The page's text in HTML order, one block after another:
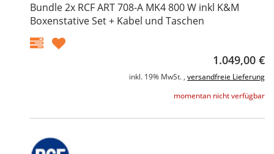
Bundle 2x RCF ART 708-A MK4 800 W inkl K&M
Boxenstative Set + Kabel und Taschen
1.049,00 €
inkl. 19% MwSt. , versandfreie Lieferung
momentan nicht verfügbar